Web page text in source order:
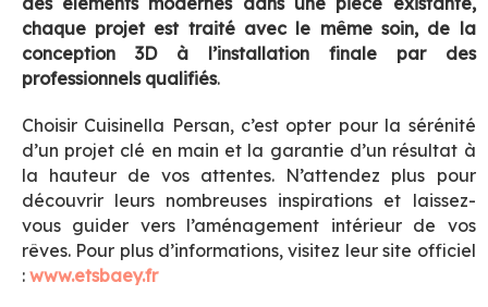
chaque projet est traité avec le même soin, de la
conception 3D à l’installation finale par des
professionnels qualifiés.
Choisir Cuisinella Persan, c’est opter pour la sérénité
d’un projet clé en main et la garantie d’un résultat à
la hauteur de vos attentes. N’attendez plus pour
découvrir leurs nombreuses inspirations et laissez-
vous guider vers l’aménagement intérieur de vos
rêves. Pour plus d’informations, visitez leur site officiel
: www.etsbaey.fr